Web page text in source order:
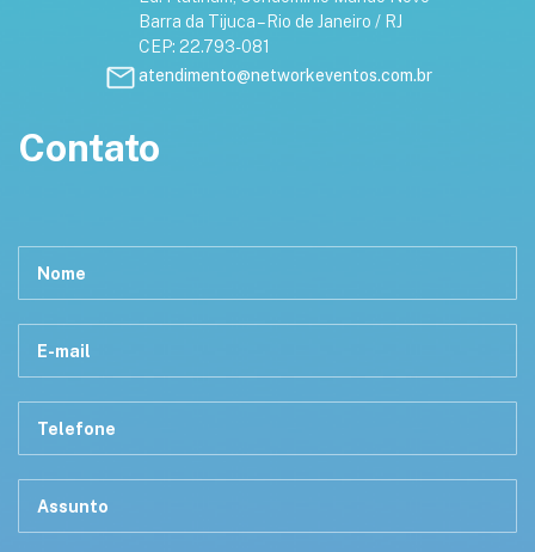
Barra da Tijuca – Rio de Janeiro / RJ
CEP: 22.793-081
atendimento@networkeventos.com.br
Contato